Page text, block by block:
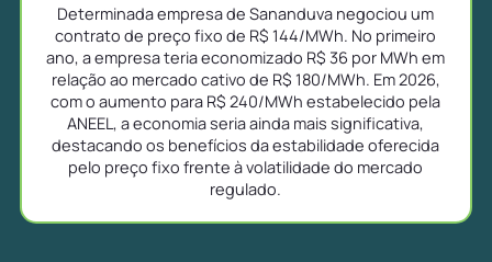
Determinada empresa de Sananduva negociou um
contrato de preço fixo de R$ 144/MWh. No primeiro
ano, a empresa teria economizado R$ 36 por MWh em
relação ao mercado cativo de R$ 180/MWh. Em 2026,
com o aumento para R$ 240/MWh estabelecido pela
ANEEL, a economia seria ainda mais significativa,
destacando os benefícios da estabilidade oferecida
pelo preço fixo frente à volatilidade do mercado
regulado.